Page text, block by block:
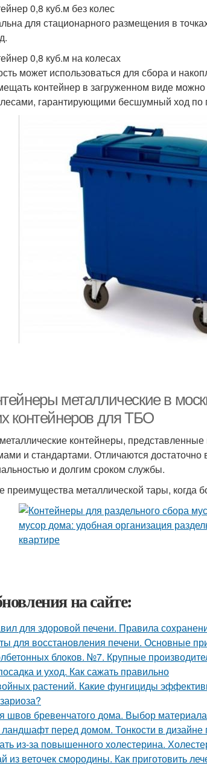
0,8 куб.м без колес
для стационарного размещения в
0,8 куб.м на колесах
может использоваться для сбора и
контейнер в загруженном виде
гарантирующими бесшумный ход по
металлические в
контейнеров для ТБО
контейнеры,
и стандартами. Отличаются достаточно
и долгим сроком службы.
преимущества металлической тары, когда
на сайте:
для здоровой печени. Правила
для восстановления печени. Основные
блоков. №7. Крупные
и уход. Как сажать правильно
растений. Какие фунгициды
швов бревенчатого дома. Выбор материала
перед домом. Тонкости в дизайне
из-за повышенного холестерина.
из веточек смородины. Как приготовить